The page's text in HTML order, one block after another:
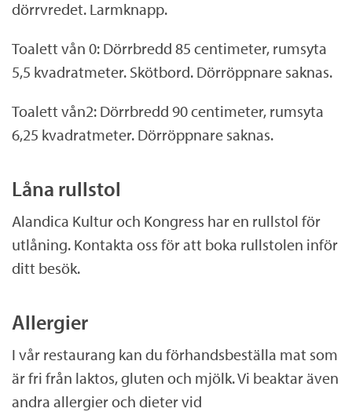
dörrvredet. Larmknapp.
Toalett vån 0: Dörrbredd 85 centimeter, rumsyta
5,5 kvadratmeter. Skötbord. Dörröppnare saknas.
Toalett vån2: Dörrbredd 90 centimeter, rumsyta
6,25 kvadratmeter. Dörröppnare saknas.
Låna rullstol
Alandica Kultur och Kongress har en rullstol för
utlåning. Kontakta oss för att boka rullstolen inför
ditt besök.
Allergier
I vår restaurang kan du förhandsbeställa mat som
är fri från laktos, gluten och mjölk. Vi beaktar även
andra allergier och dieter vid